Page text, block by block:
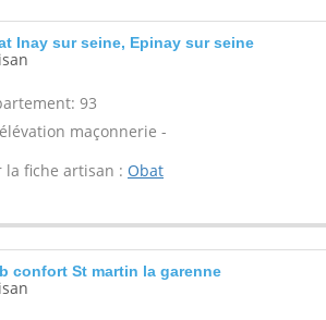
Inay sur seine, Epinay sur seine
93
maçonnerie -
la fiche artisan : Obat
confort St martin la garenne